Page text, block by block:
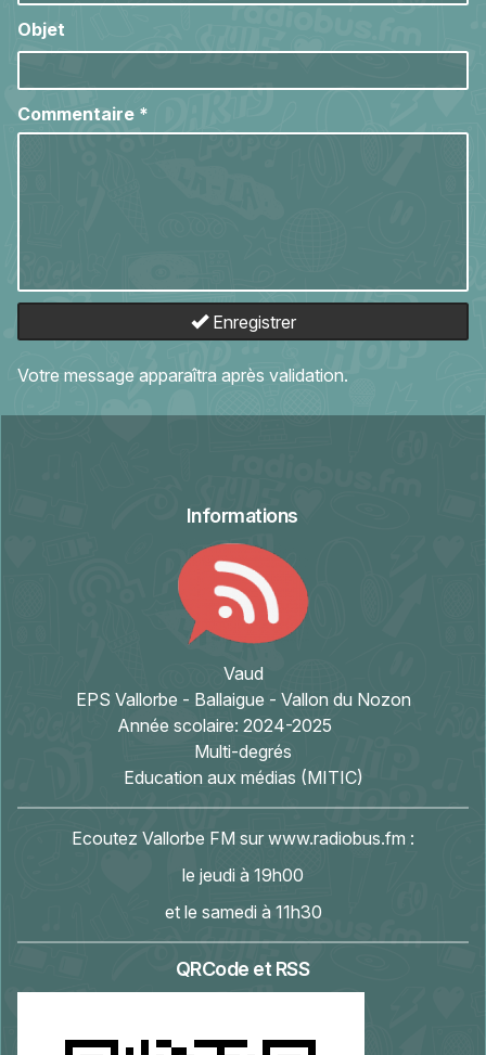
Objet
Commentaire *
Enregistrer
Votre message apparaîtra après validation.
Informations
Vaud
EPS Vallorbe - Ballaigue - Vallon du Nozon
Année scolaire: 2024-2025
Multi-degrés
Education aux médias (MITIC)
Ecoutez Vallorbe FM sur www.radiobus.fm :
le jeudi à 19h00
et le samedi à 11h30
QRCode et RSS